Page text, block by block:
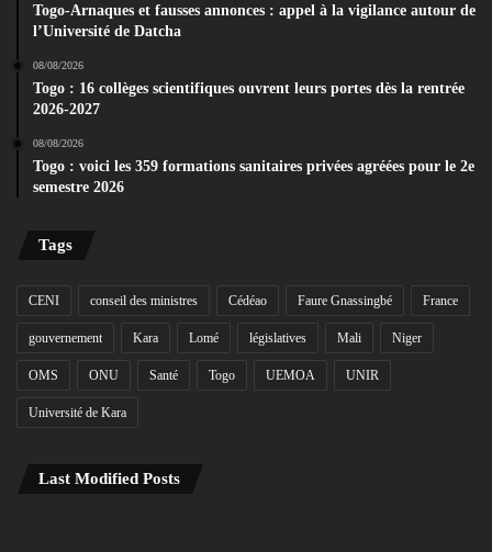
Togo-Arnaques et fausses annonces : appel à la vigilance autour de
l’Université de Datcha
08/08/2026
Togo : 16 collèges scientifiques ouvrent leurs portes dès la rentrée
2026-2027
08/08/2026
Togo : voici les 359 formations sanitaires privées agréées pour le 2e
semestre 2026
Tags
CENI conseil des ministres Cédéao Faure Gnassingbé France
gouvernement Kara Lomé législatives Mali Niger
OMS ONU Santé Togo UEMOA UNIR
Université de Kara
Last Modified Posts